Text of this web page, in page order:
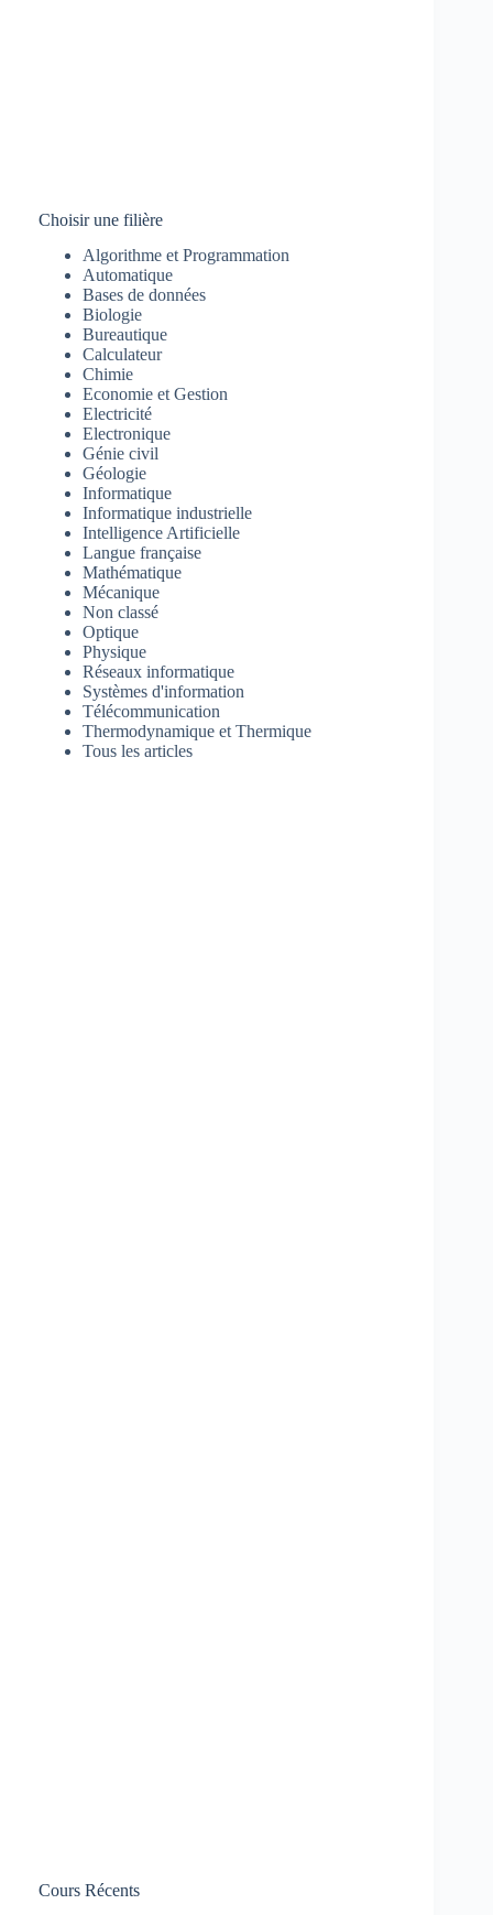
Choisir une filière
Algorithme et Programmation
Automatique
Bases de données
Biologie
Bureautique
Calculateur
Chimie
Economie et Gestion
Electricité
Electronique
Génie civil
Géologie
Informatique
Informatique industrielle
Intelligence Artificielle
Langue française
Mathématique
Mécanique
Non classé
Optique
Physique
Réseaux informatique
Systèmes d'information
Télécommunication
Thermodynamique et Thermique
Tous les articles
Cours Récents